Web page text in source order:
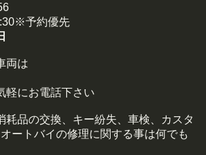
予約優先
両は
軽にお電話下さい
耗品の交換、キー紛失、車検、カスタ
ートバイの修理に関する事は何でも